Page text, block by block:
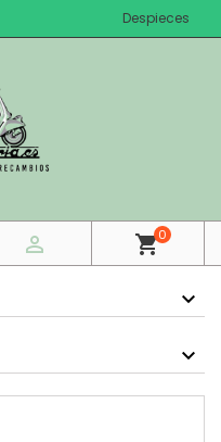
Despieces
 shopping_cart0